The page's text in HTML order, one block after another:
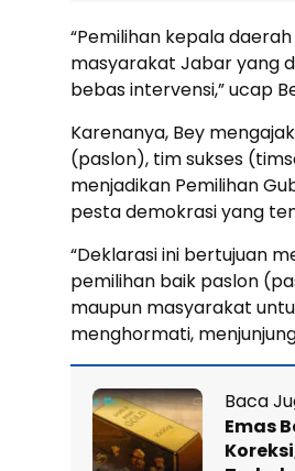
“Pemilihan kepala
masyarakat Jabar yang
bebas intervensi,” ucap
Karenanya, Bey
(paslon), tim sukses
menjadikan Pemilihan
pesta demokrasi yang
“Deklarasi ini bertujuan
pemilihan baik paslon
maupun masyarakat
menghormati,
Baca
Emas